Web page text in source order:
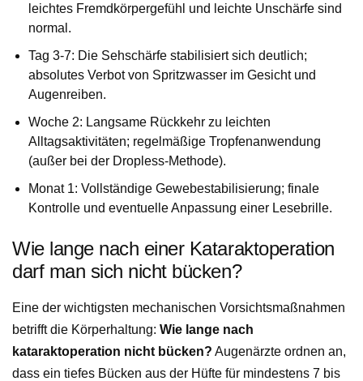
leichtes Fremdkörpergefühl und leichte Unschärfe sind
normal.
Tag 3-7: Die Sehschärfe stabilisiert sich deutlich;
absolutes Verbot von Spritzwasser im Gesicht und
Augenreiben.
Woche 2: Langsame Rückkehr zu leichten
Alltagsaktivitäten; regelmäßige Tropfenanwendung
(außer bei der Dropless-Methode).
Monat 1: Vollständige Gewebestabilisierung; finale
Kontrolle und eventuelle Anpassung einer Lesebrille.
Wie lange nach einer Kataraktoperation
darf man sich nicht bücken?
Eine der wichtigsten mechanischen Vorsichtsmaßnahmen
betrifft die Körperhaltung: Wie lange nach
kataraktoperation nicht bücken? Augenärzte ordnen an,
dass ein tiefes Bücken aus der Hüfte für mindestens 7 bis